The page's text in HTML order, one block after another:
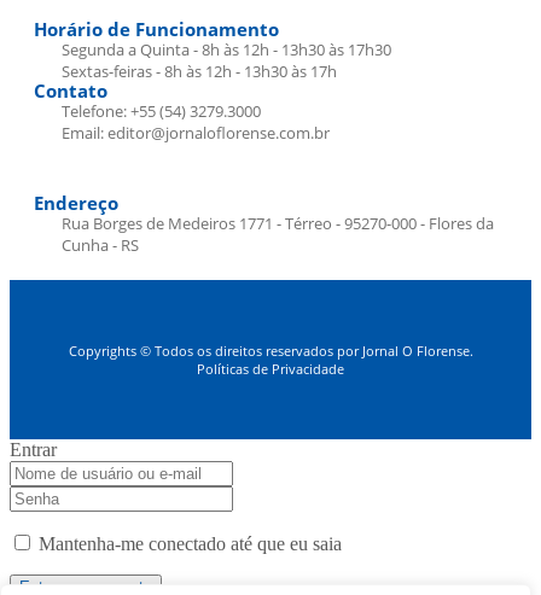
Horário de Funcionamento
Segunda a Quinta - 8h às 12h - 13h30 às 17h30
Sextas-feiras - 8h às 12h - 13h30 às 17h
Contato
Telefone: +55 (54) 3279.3000
Email: editor@jornaloflorense.com.br
Endereço
Rua Borges de Medeiros 1771 - Térreo - 95270-000 - Flores da
Cunha - RS
Copyrights © Todos os direitos reservados por Jornal O Florense.
Políticas de Privacidade
Entrar
Mantenha-me conectado até que eu saia